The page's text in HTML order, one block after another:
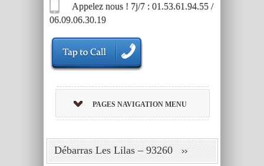
Appelez nous ! 7j/7 : 01.53.61.94.55 /
06.09.06.30.19
PAGES NAVIGATION MENU
Débarras Les Lilas – 93260